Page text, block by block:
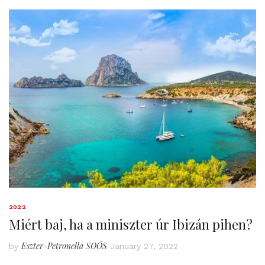
2022
Miért baj, ha a miniszter úr Ibizán pihen?
by Eszter-Petronella SOÓS January 27, 2022